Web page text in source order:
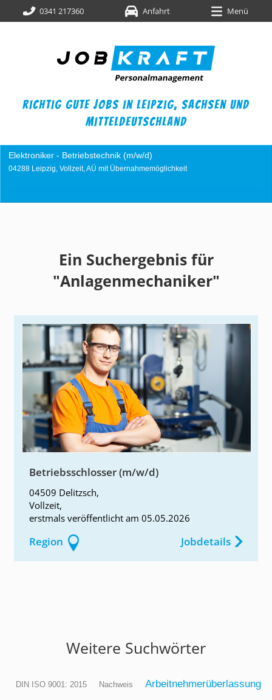
0341 217360 Anfahrt Menü
richtig gute jobs in leipzig, sachsen und
mitteldeutschland
d) Industriemechaniker (m/w/d)
04249 Leipzig, Vollzeit, AÜ mit
Ein Suchergebnis für
"Anlagenmechaniker"
Betriebsschlosser (m/w/d)
04509 Delitzsch,
Vollzeit,
erstmals veröffentlicht am 05.05.2026
Jobdetails
Region
Weitere Suchwörter
DIN ISO 9001: 2015 Nachweis
Arbeitnehmerüberlassung